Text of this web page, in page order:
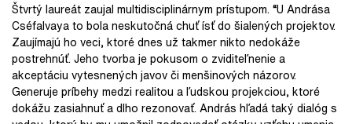
Štvrtý laureát zaujal multidisciplinárnym prístupom. “U Andrása
Cséfalvaya to bola neskutočná chuť ísť do šialených projektov.
Zaujímajú ho veci, ktoré dnes už takmer nikto nedokáže
postrehnúť. Jeho tvorba je pokusom o zviditeľnenie a
akceptáciu vytesnených javov či menšinových názorov.
Generuje príbehy medzi realitou a ľudskou projekciou, ktoré
dokážu zasiahnuť a dlho rezonovať. András hľadá taký dialóg s